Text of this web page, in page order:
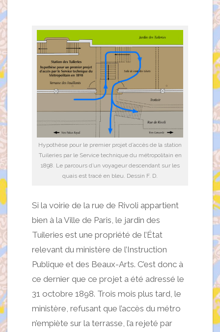
Hypothèse pour le premier projet d’accès de la station
Tuileries par le Service technique du métropolitain en
1898. Le parcours d’un voyageur descendant sur les
quais est tracé en bleu. Dessin F. D.
Si la voirie de la rue de Rivoli appartient
bien à la Ville de Paris, le jardin des
Tuileries est une propriété de l’État
relevant du ministère de l’Instruction
Publique et des Beaux-Arts. C’est donc à
ce dernier que ce projet a été adressé le
31 octobre 1898. Trois mois plus tard, le
ministère, refusant que l’accès du métro
n’empiète sur la terrasse, l’a rejeté par